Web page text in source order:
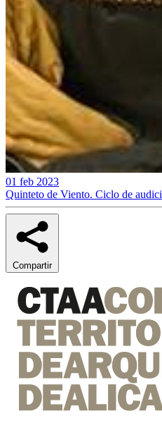
01 feb 2023
Quinteto de Viento. Ciclo de
Compartir